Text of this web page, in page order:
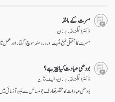
مسرت کے ماخذ
ڈاکٹر الیگزینڈر برزن
مسرت کا حقیقی منبع مثبت اور درد مند سوچ، گفتار اور عمل
بودھی عبادت کیا چیز ہے؟
ڈاکٹر الیگزینڈر برزن ، مَیٹ لِنڈن
بودھی عبادات کا مختصر تعارف جو مسائل سے نبرد آزمائی